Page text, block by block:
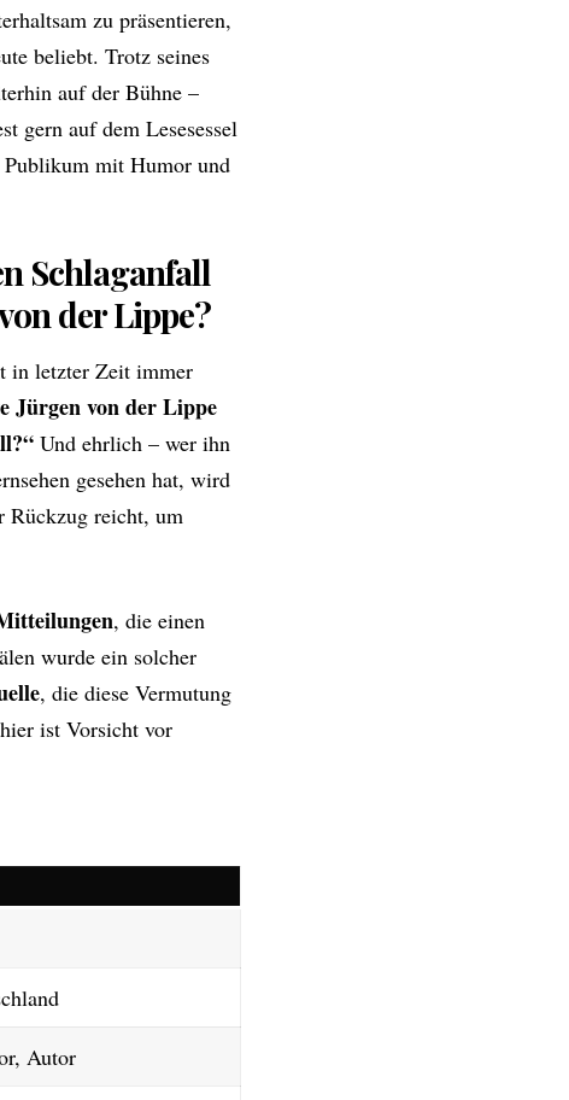
zu präsentieren,
beliebt. Trotz seines
auf der Bühne –
gern auf dem Lesesessel
mit Humor und
Schlaganfall
der Lippe?
in letzter Zeit immer
Jürgen von der Lippe
Und ehrlich – wer ihn
gesehen hat, wird
Rückzug reicht, um
, die einen
wurde ein solcher
, die diese Vermutung
ist Vorsicht vor
Autor